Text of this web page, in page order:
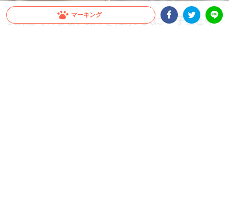
マーキング
笑顔はそのまま、顔つきだけ大人に♡ 子猫と今